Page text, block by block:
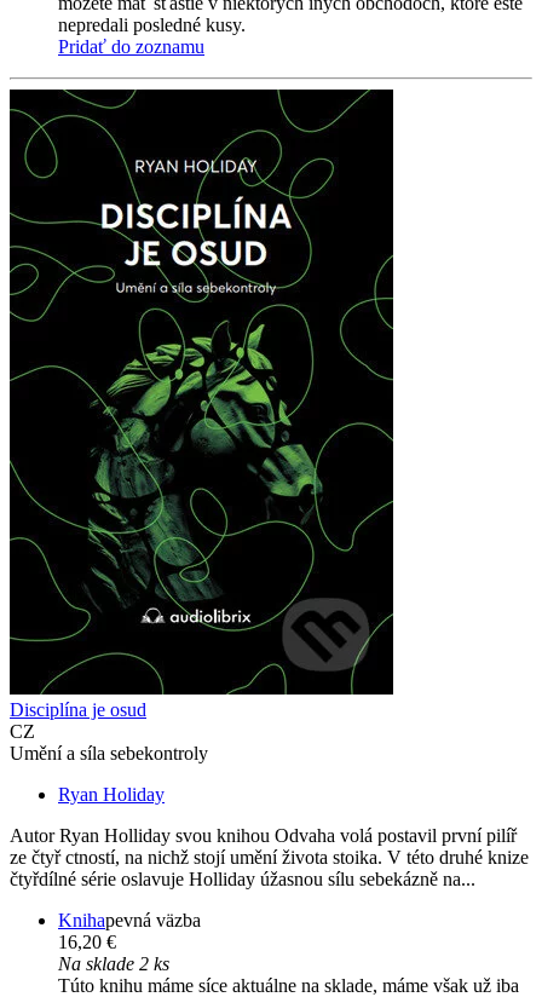
nepredali posledné kusy.
Pridať do zoznamu
Disciplína je osud
CZ
Umění a síla sebekontroly
Ryan Holiday
Autor Ryan Holliday svou knihou Odvaha volá postavil první pilíř
ze čtyř ctností, na nichž stojí umění života stoika. V této druhé knize
čtyřdílné série oslavuje Holliday úžasnou sílu sebekázně na...
Knihapevná väzba
16,20 €
Na sklade 2 ks
Túto knihu máme síce aktuálne na sklade, máme však už iba